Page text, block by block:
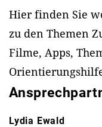
Hier finden Sie
zu den Themen
Filme, Apps,
Lydia Ewald